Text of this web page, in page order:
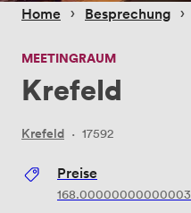
Home › Besprechung ›
MEETINGRAUM
Krefeld
Krefeld · 17592
Preise
168.00000000000003